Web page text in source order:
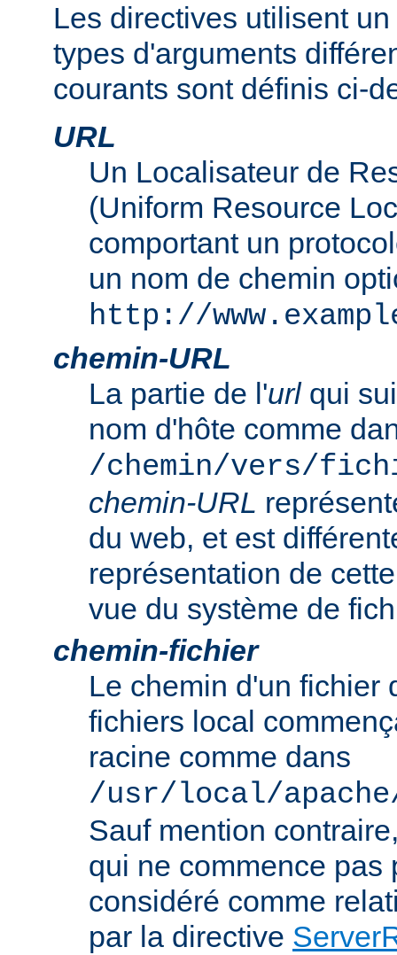
Les directives utilisent
types d'arguments
courants sont définis ci-
URL
Un Localisateur de
(Uniform Resource
comportant un
un nom de chemin
http://
chemin-URL
La partie de l'urlqui
nom d'hôte comme
/chemin/vers/
chemin-URL
du web, et est
représentation de
vue du système de
chemin-fichier
Le chemin d'un fichier
fichiers local
racine comme dans
/usr/local/
Sauf mention
qui ne commence pas
considéré comme
par la directive